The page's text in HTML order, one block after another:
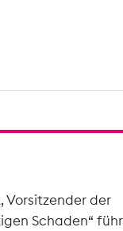
Vorsitzender der
Schaden“